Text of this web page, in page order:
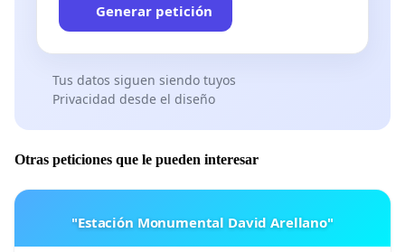
Generar petición
Tus datos siguen siendo tuyos
Privacidad desde el diseño
Otras peticiones que le pueden interesar
"Estación Monumental David Arellano"